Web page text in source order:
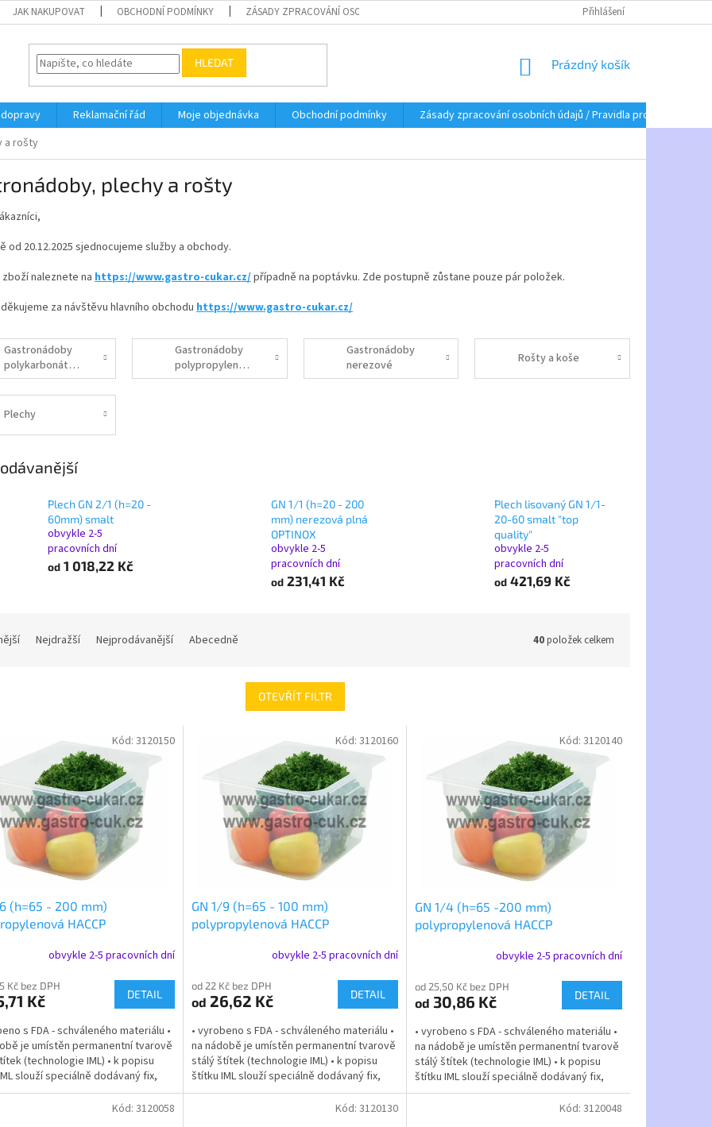
JAK NAKUPOVAT OBCHODNÍ PODMÍNKY ZÁSADY ZPRACOVÁNÍ OSOBNÍCH ÚDAJŮ / PRAVIDLA PRO ZASÍLÁNÍ OBCHODNÍCH SDĚLENÍ
Přihlášení
HLEDAT
NÁKUPNÍ
Prázdný košík
Reklamační řád Moje objednávka Obchodní podmínky
Zásady zpracování osobních údajů / Pravidla pro zasílání
a rošty
plechy a rošty
od 20.12.2025 sjednocujeme služby a obchody.
naleznete na https://www.gastro-cukar.cz/případně na poptávku. Zde postupně zůstane pouze pár položek.
za návštěvu hlavního obchodu https://www.gastro-cukar.cz/
Gastronádoby
polykarbonátové
Gastronádoby
polypropylenové
Gastronádoby
nerezové
Rošty a koše
Plechy
Plech GN 2/1 (h=20 -
60mm) smalt
obvykle 2-5
pracovních dní
od 1 018,22 Kč
GN 1/1 (h=20 - 200
mm) nerezová plná
OPTINOX
obvykle 2-5
pracovních dní
od231,41 Kč
Plech lisovaný GN 1/1-
20-60 smalt "top
quality"
obvykle 2-5
pracovních dní
od421,69 Kč
Nejdražší Nejprodávanější Abecedně 40položek celkem
OTEVŘÍT FILTR
(h=65 - 200 mm)
HACCP
obvykle 2-5 pracovních dní
Kč bez DPH
Kč DETAIL
s FDA - schváleného materiálu •
je umístěn permanentní tvarově
(technologie IML) • k popisu
slouží speciálně dodávaný fix,
Kód: 3120150
GN 1/9 (h=65 - 100 mm)
polypropylenová HACCP
obvykle 2-5 pracovních dní
od 22 Kč bez DPH
od 26,62 Kč DETAIL
• vyrobeno s FDA - schváleného materiálu •
na nádobě je umístěn permanentní tvarově
stálý štítek (technologie IML) • k popisu
štítku IML slouží speciálně dodávaný fix,
který lze...
Kód: 3120160
GN 1/4 (h=65 -200 mm)
polypropylenová HACCP
obvykle 2-5 pracovních dní
od 25,50 Kč bez DPH
od 30,86 Kč DETAIL
• vyrobeno s FDA - schváleného materiálu •
na nádobě je umístěn permanentní tvarově
stálý štítek (technologie IML) • k popisu
štítku IML slouží speciálně dodávaný fix,
který lze...
Kód: 3120140
Kód: 3120058 Kód: 3120130 Kód: 3120048